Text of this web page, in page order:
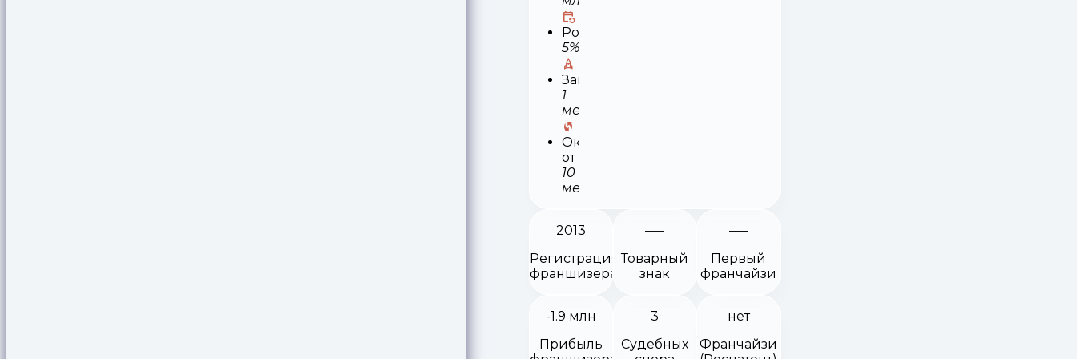
Роялти
5%
Запуск
1
месяц
Окупаемость
от
10
месяцев
2013
Регистрация
франшизера
Товарный
знак
Первый
франчайзи
-1.9 млн
Прибыль
3
Судебных
нет
Франчайзи